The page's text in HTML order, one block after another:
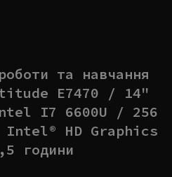
та навчання
E7470 / 14"
I7 6600U / 256
Intel® HD Graphics
години